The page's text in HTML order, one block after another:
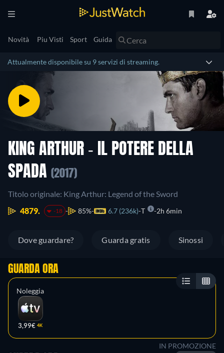
Novità Piu Visti Sport Guida
Attualmente disponibile su 9 servizi di streaming.
KING ARTHUR - IL POTERE DELLA
SPADA (2017)
Titolo originale: King Arthur: Legend of the Sword
4879.
-18 85% 6.7 (236k) T 2h 6min
Dove guardare? Guarda gratis Sinossi
GUARDA ORA
Noleggia
3,99€ 4K
IN PROMOZIONE